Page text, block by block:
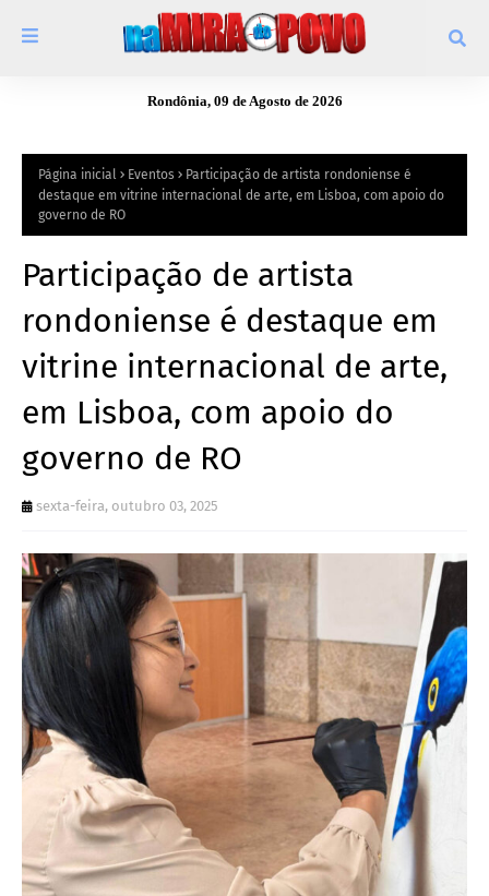
Rondônia, 09 de Agosto de 2026
Página inicial Eventos
Participação de artista rondoniense é
destaque em vitrine internacional de arte, em Lisboa, com apoio do
governo de RO
Participação de artista
rondoniense é destaque em
vitrine internacional de arte,
em Lisboa, com apoio do
governo de RO
sexta-feira, outubro 03, 2025